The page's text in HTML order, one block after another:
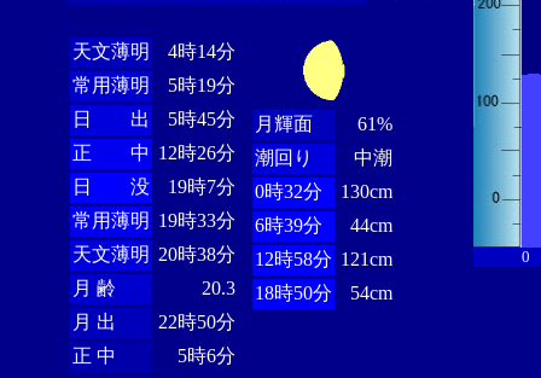
天文薄明
4時14分
常用薄明
5時19分
日 出
5時45分
正 中 12時26分
日 没
19時7分
常用薄明 19時33分
天文薄明 20時38分
月 齢
20.3
月 出
22時50分
正 中
5時6分
月輝面
61%
潮回り
中潮
0時32分
130cm
6時39分
44cm
12時58分 121cm
18時50分
54cm
0